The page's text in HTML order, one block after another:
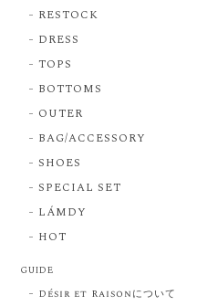
RESTOCK
DRESS
TOPS
BOTTOMS
OUTER
BAG/ACCESSORY
SHOES
SPECIAL SET
LÁMDY
HOT
GUIDE
Désir et Raisonについて